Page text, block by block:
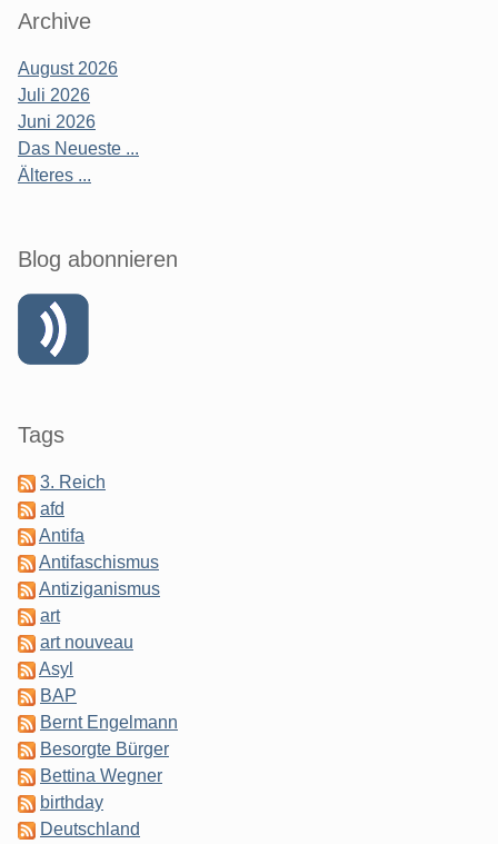
Archive
August 2026
Juli 2026
Juni 2026
Das Neueste ...
Älteres ...
Blog abonnieren
Tags
3. Reich
afd
Antifa
Antifaschismus
Antiziganismus
art
art nouveau
Asyl
BAP
Bernt Engelmann
Besorgte Bürger
Bettina Wegner
birthday
Deutschland